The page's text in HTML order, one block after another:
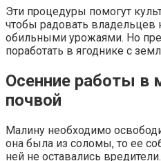
Эти процедуры помогут
чтобы радовать
обильными урожаями. Но
поработать в ягоднике с
Осенние работы в
почвой
Малину необходимо
она была из соломы, то ее
ней не оставались вредители.